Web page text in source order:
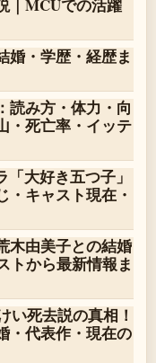
｜MCUでの活躍
婚・学歴・経歴ま
読み方・体力・向
・死亡率・イッテ
「大好き五つ子」
・キャスト現在・
木由美子との結婚
トから最新情報ま
い死去説の真相！
・代表作・現在の